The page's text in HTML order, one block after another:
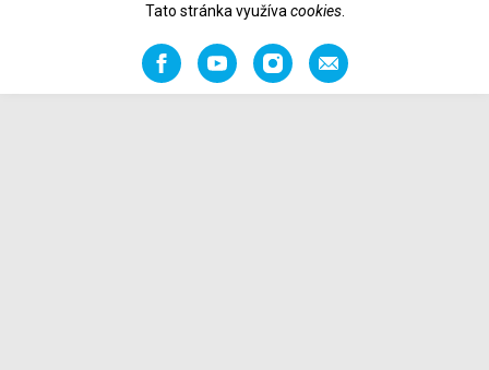
Tato stránka využíva cookies.
FacebookYouTubeInstagramOdporučiť